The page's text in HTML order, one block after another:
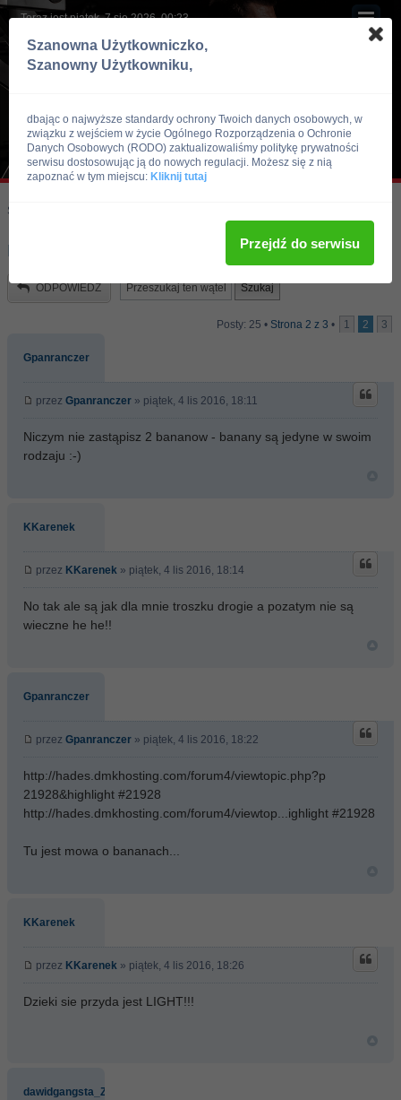
Teraz jest piątek, 7 sie 2026, 00:23
Skocz do:
moja dieta (16lat 74kg i 189cm)
ODPOWIEDZ
Posty: 25 • Strona 2 z 3 • 1 2 3
Gpanranczer
przez Gpanranczer » piątek, 4 lis 2016, 18:11
Niczym nie zastąpisz 2 bananow - banany są jedyne w swoim
rodzaju :-)
KKarenek
przez KKarenek » piątek, 4 lis 2016, 18:14
No tak ale są jak dla mnie troszku drogie a pozatym nie są
wieczne he he!!
Gpanranczer
przez Gpanranczer » piątek, 4 lis 2016, 18:22
http://hades.dmkhosting.com/forum4/viewtopic.php?p
21928&highlight #21928
http://hades.dmkhosting.com/forum4/viewtop...ighlight #21928
Tu jest mowa o bananach...
KKarenek
przez KKarenek » piątek, 4 lis 2016, 18:26
Dzieki sie przyda jest LIGHT!!!
dawidgangsta_Znin
Szanowna Użytkowniczko,
Szanowny Użytkowniku,
dbając o najwyższe standardy ochrony Twoich danych osobowych, w
związku z wejściem w życie Ogólnego Rozporządzenia o Ochronie
Danych Osobowych (RODO) zaktualizowaliśmy politykę prywatności
serwisu dostosowując ją do nowych regulacji. Możesz się z nią
zapoznać w tym miejscu: Kliknij tutaj
Przejdź do serwisu